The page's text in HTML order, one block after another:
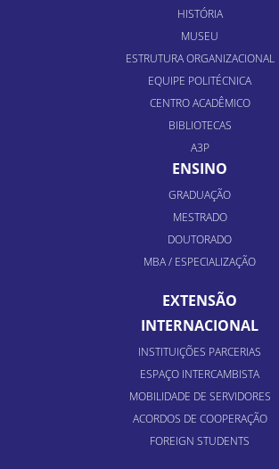
HISTÓRIA
MUSEU
ESTRUTURA ORGANIZACIONAL
EQUIPE POLITÉCNICA
CENTRO ACADÊMICO
BIBLIOTECAS
A3P
ENSINO
GRADUAÇÃO
MESTRADO
DOUTORADO
MBA / ESPECIALIZAÇÃO
EXTENSÃO
INTERNACIONAL
INSTITUIÇÕES PARCERIAS
ESPAÇO INTERCAMBISTA
MOBILIDADE DE SERVIDORES
ACORDOS DE COOPERAÇÃO
FOREIGN STUDENTS